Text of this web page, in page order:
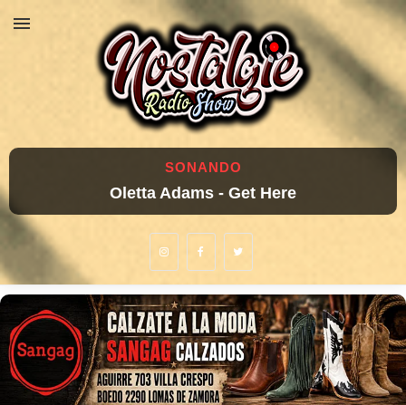
SONANDO
Oletta Adams - Get Here